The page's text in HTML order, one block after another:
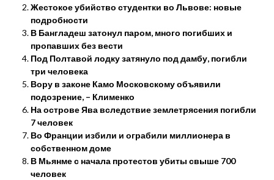
Жестокое убийство студентки во Львове: новые
подробности
В Бангладеш затонул паром, много погибших и
пропавших без вести
Под Полтавой лодку затянуло под дамбу, погибли
три человека
Вору в законе Камо Московскому объявили
подозрение, – Клименко
На острове Ява вследствие землетрясения погибли
7 человек
Во Франции избили и ограбили миллионера в
собственном доме
В Мьянме с начала протестов убиты свыше 700
человек